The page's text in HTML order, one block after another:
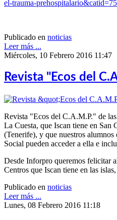
el-trauma-
Publicado en noticias
Leer más ...
Miércoles, 10 Febrero 2016 11:47
Revista "Ecos del
Revista "Ecos del C.A.M.P." de
La Cuesta, que Iscan tiene en San
(Tenerife), y que nuestros
Social pueden acceder a ella e
Desde Inforpro queremos felicitar
Centros que Iscan tiene en las
Publicado en noticias
Leer más ...
Lunes, 08 Febrero 2016 11:18